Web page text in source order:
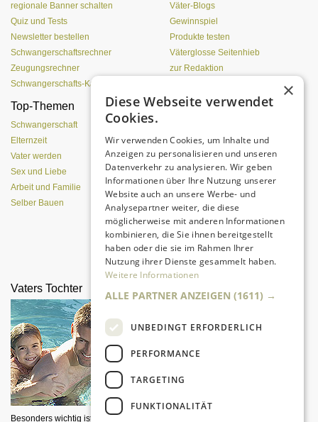
regionale Banner schalten
Quiz und Tests
Newsletter bestellen
Schwangerschaftsrechner
Zeugungsrechner
Schwangerschafts-Kalender
Väter-Blogs
Gewinnspiel
Produkte testen
Väterglosse Seitenhieb
zur Redaktion
Top-Themen
Schwangerschaft
Elternzeit
Vater werden
Sex und Liebe
Arbeit und Familie
Selber Bauen
Was Pubertierende an
Eine entspannte Atmosphäre trotz
Pubertät?
Vaters Tochter
Besonders wichtig ist die
×
Diese Webseite verwendet
Cookies.
Wir verwenden Cookies, um Inhalte und
Anzeigen zu personalisieren und unseren
Datenverkehr zu analysieren. Wir geben
Informationen über Ihre Nutzung unserer
Website auch an unsere Werbe- und
Analysepartner weiter, die diese
möglicherweise mit anderen Informationen
kombinieren, die Sie ihnen bereitgestellt
haben oder die sie im Rahmen Ihrer
Nutzung ihrer Dienste gesammelt haben.
Weitere Informationen
ALLE PARTNER ANZEIGEN (1611) →
UNBEDINGT ERFORDERLICH
PERFORMANCE
TARGETING
FUNKTIONALITÄT